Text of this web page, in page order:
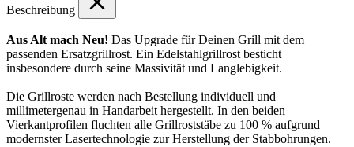
Beschreibung
Aus Alt mach Neu! Das Upgrade für Deinen Grill mit dem
passenden Ersatzgrillrost. Ein Edelstahlgrillrost besticht
insbesondere durch seine Massivität und Langlebigkeit.
Die Grillroste werden nach Bestellung individuell und
millimetergenau in Handarbeit hergestellt. In den beiden
Vierkantprofilen fluchten alle Grillroststäbe zu 100 % aufgrund
modernster Lasertechnologie zur Herstellung der Stabbohrungen.